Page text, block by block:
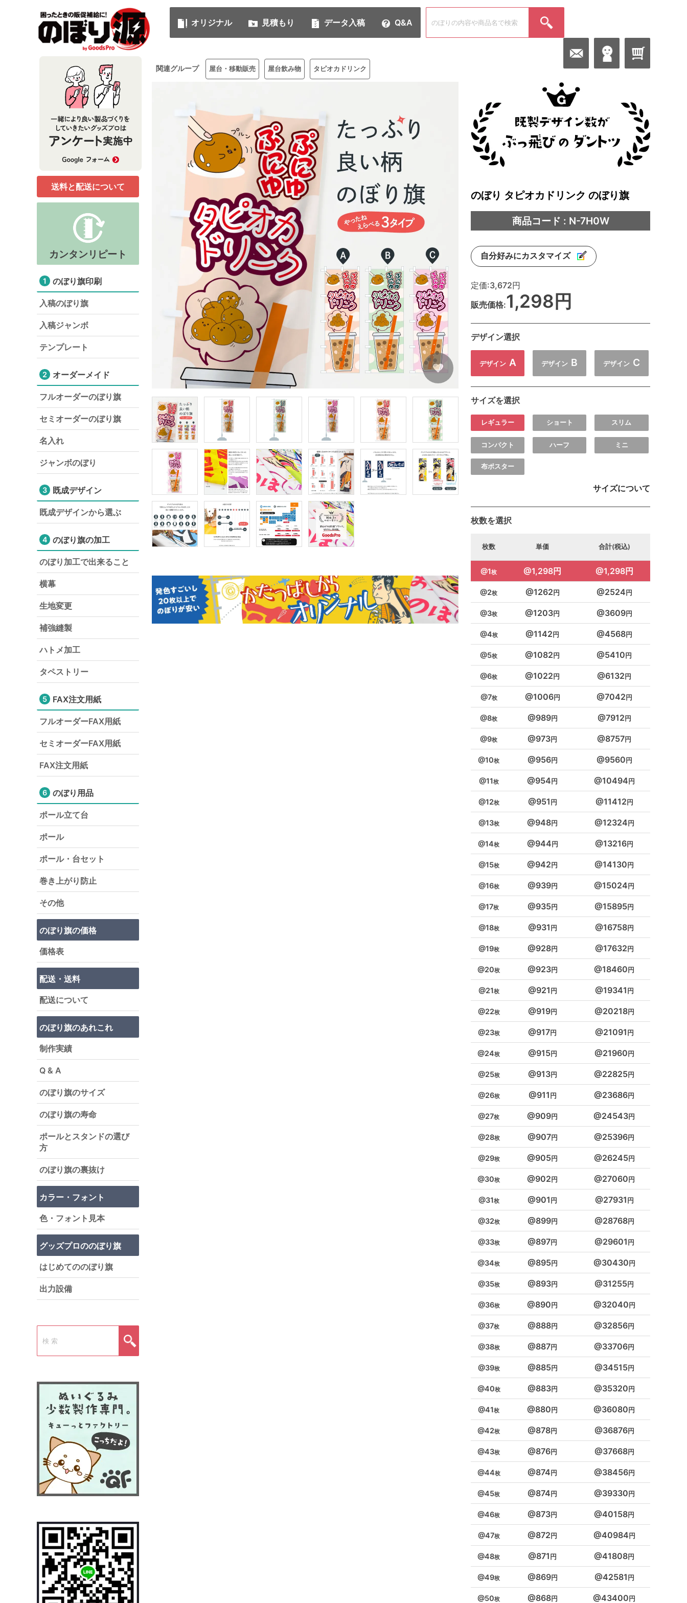
オリジナル 見積もり データ入稿 Q&A
関連グループ 屋台・移動販売 屋台飲み物 タピオカドリンク
のぼり タピオカドリンク のぼり旗
商品コード : N-7H0W
自分好みにカスタマイズ
定価:3,672円
販売価格:1,298円
デザイン選択
デザイン A デザイン B デザイン C
サイズを選択
レギュラー ショート スリム
コンパクト ハーフ ミニ
布ポスター
サイズについて
枚数を選択
枚数 単価 合計(税込)
1 1,298円 1,298円
2 1262 2524
3 1203 3609
4 1142 4568
5 1082 5410
6 1022 6132
7 1006 7042
8 989 7912
9 973 8757
10 956 9560
11 954 10494
12 951 11412
13 948 12324
14 944 13216
15 942 14130
16 939 15024
17 935 15895
18 931 16758
19 928 17632
20 923 18460
21 921 19341
22 919 20218
23 917 21091
24 915 21960
25 913 22825
26 911 23686
27 909 24543
28 907 25396
29 905 26245
30 902 27060
31 901 27931
32 899 28768
33 897 29601
34 895 30430
35 893 31255
36 890 32040
37 888 32856
38 887 33706
39 885 34515
40 883 35320
41 880 36080
42 878 36876
43 876 37668
44 874 38456
45 874 39330
46 873 40158
47 872 40984
48 871 41808
49 869 42581
50 868 43400
送料と配送について
カンタンリピート
1 のぼり旗印刷
入稿のぼり旗
入稿ジャンボ
テンプレート
2 オーダーメイド
フルオーダーのぼり旗
セミオーダーのぼり旗
名入れ
ジャンボのぼり
3 既成デザイン
既成デザインから選ぶ
4 のぼり旗の加工
のぼり加工で出来ること
横幕
生地変更
補強縫製
ハトメ加工
タペストリー
5 FAX注文用紙
フルオーダーFAX用紙
セミオーダーFAX用紙
FAX注文用紙
6 のぼり用品
ポール立て台
ポール
ポール・台セット
巻き上がり防止
その他
のぼり旗の価格
価格表
配送・送料
配送について
のぼり旗のあれこれ
制作実績
Q & A
のぼり旗のサイズ
のぼり旗の寿命
ポールとスタンドの選び
方
のぼり旗の裏抜け
カラー・フォント
色・フォント見本
グッズプロののぼり旗
はじめてののぼり旗
出力設備